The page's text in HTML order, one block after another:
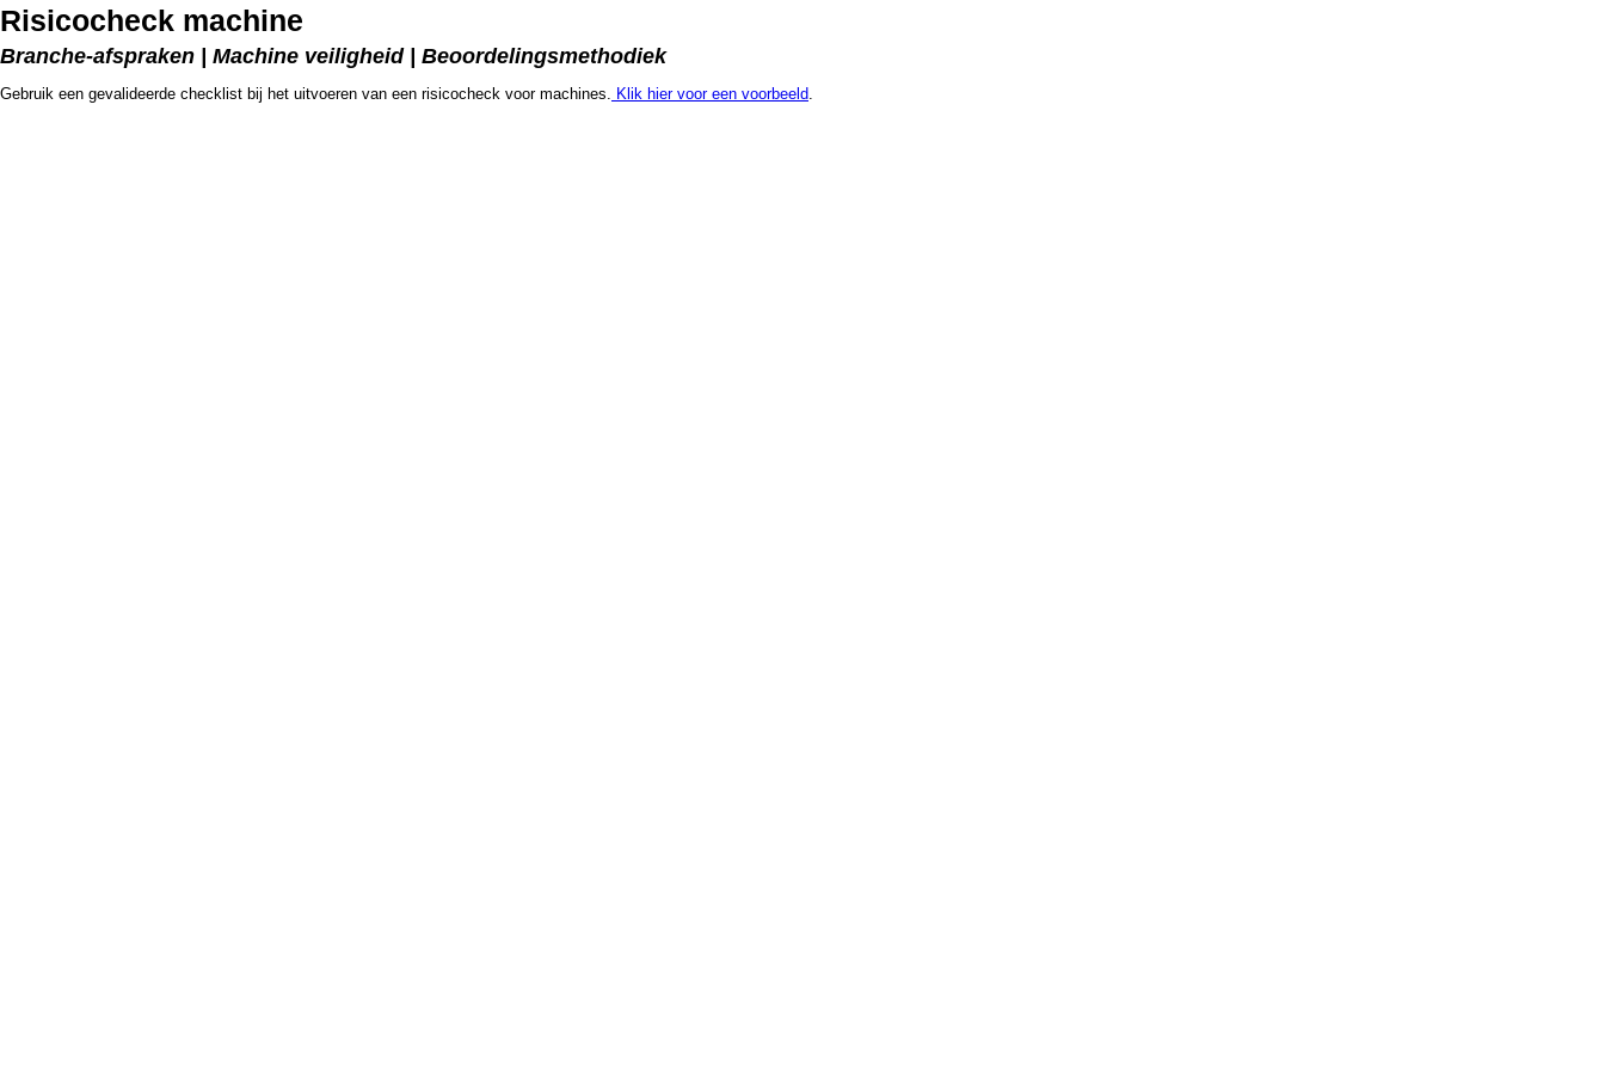
Risicocheck machine
Branche-afspraken | Machine veiligheid | Beoordelingsmethodiek
Gebruik een gevalideerde checklist bij het uitvoeren van een risicocheck voor machines. Klik hier voor een voorbeeld.